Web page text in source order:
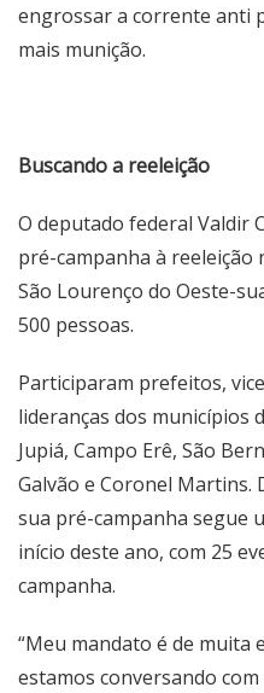
engrossar a corrente anti
mais munição.
Buscando a reeleição
O deputado federal Valdir
pré-campanha à reeleição
São Lourenço do Oeste-
500 pessoas.
Participaram prefeitos,
lideranças dos municípios
Jupiá, Campo Erê, São
Galvão e Coronel Martins.
sua pré-campanha segue
início deste ano, com 25
campanha.
“Meu mandato é de muita
estamos conversando